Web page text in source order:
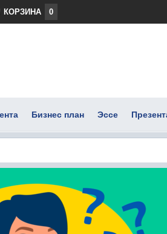
КОРЗИНА 0
Бизнес план Эссе